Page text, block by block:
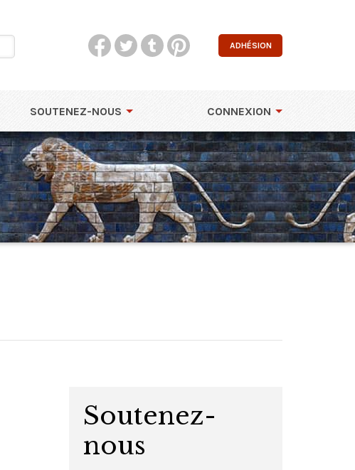
ADHÉSION
SOUTENEZ-NOUS CONNEXION
Soutenez-
nous